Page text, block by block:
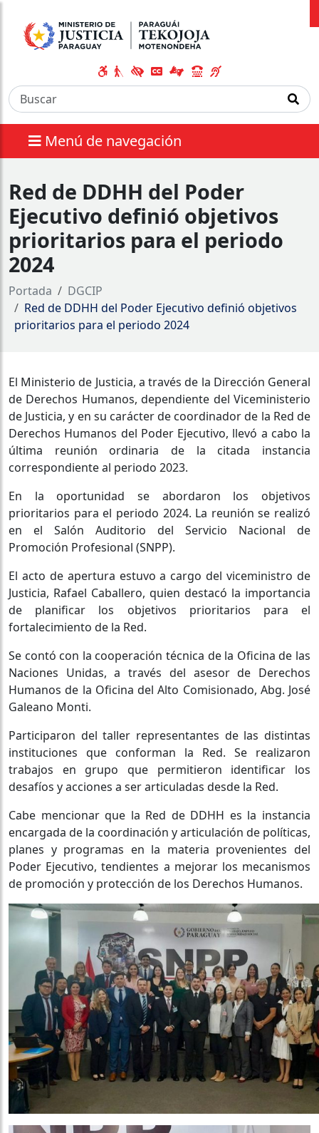
Menú de navegación
Red de DDHH del Poder
Ejecutivo definió objetivos
prioritarios para el periodo
2024
Portada
DGCIP
Red de DDHH del Poder Ejecutivo definió objetivos
prioritarios para el periodo 2024
El Ministerio de Justicia, a través de la Dirección General
de Derechos Humanos, dependiente del Viceministerio
de Justicia, y en su carácter de coordinador de la Red de
Derechos Humanos del Poder Ejecutivo, llevó a cabo la
última reunión ordinaria de la citada instancia
correspondiente al periodo 2023.
En la oportunidad se abordaron los objetivos
prioritarios para el periodo 2024. La reunión se realizó
en el Salón Auditorio del Servicio Nacional de
Promoción Profesional (SNPP).
El acto de apertura estuvo a cargo del viceministro de
Justicia, Rafael Caballero, quien destacó la importancia
de planificar los objetivos prioritarios para el
fortalecimiento de la Red.
Se contó con la cooperación técnica de la Oficina de las
Naciones Unidas, a través del asesor de Derechos
Humanos de la Oficina del Alto Comisionado, Abg. José
Galeano Monti.
Participaron del taller representantes de las distintas
instituciones que conforman la Red. Se realizaron
trabajos en grupo que permitieron identificar los
desafíos y acciones a ser articuladas desde la Red.
Cabe mencionar que la Red de DDHH es la instancia
encargada de la coordinación y articulación de políticas,
planes y programas en la materia provenientes del
Poder Ejecutivo, tendientes a mejorar los mecanismos
de promoción y protección de los Derechos Humanos.